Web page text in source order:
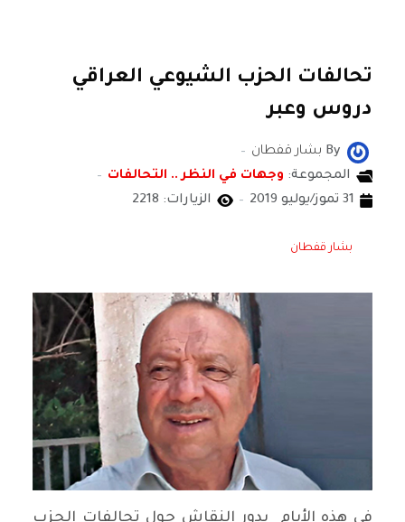
تحالفات الحزب الشيوعي العراقي
دروس وعبر
By بشار قفطان
المجموعة: وجهات في النظر .. التحالفات
31 تموز/يوليو 2019
الزيارات: 2218
بشار قفطان
في هذه الأيام يدور النقاش حول تحالفات الحزب